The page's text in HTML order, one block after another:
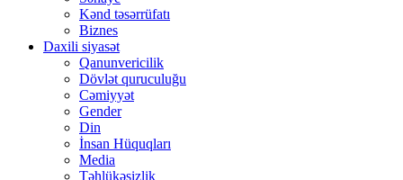
Kənd təsərrüfatı
Biznes
Daxili siyasət
Qanunvericilik
Dövlət quruculuğu
Cəmiyyət
Gender
Din
İnsan Hüquqları
Media
Təhlükəsizlik